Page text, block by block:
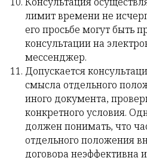
лимит времени не
его просьбе могут быть
консультации на
мессенджер.
Допускается
смысла отдельного
иного документа,
конкретного условия.
должен понимать, что
отдельного положения
договора неэффективна